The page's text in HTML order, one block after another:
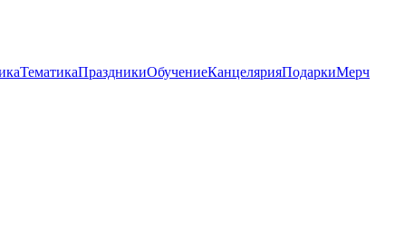
ТематикаПраздникиОбучениеКанцелярияПодаркиМерч